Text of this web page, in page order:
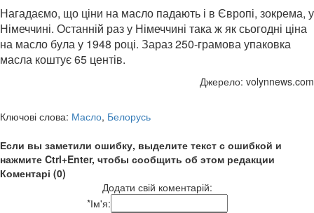
Нагадаємо, що ціни на масло падають і в Європі, зокрема, у
Німеччині. Останній раз у Німеччині така ж як сьогодні ціна
на масло була у 1948 році. Зараз 250-грамова упаковка
масла коштує 65 центів.
Джерело: volynnews.com
Ключові слова: Масло, Белорусь
Если вы заметили ошибку, выделите текст с ошибкой и
нажмите Ctrl+Enter, чтобы сообщить об этом редакции
Коментарі (0)
Додати свій коментарій:
*Ім'я: